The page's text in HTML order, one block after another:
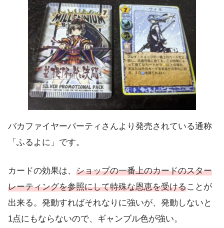
バカファイヤーパーティさんより発売されている通称
「ふるよに」です。
カードの効果は、 ショップの一番上のカードのスター
レーティングを参照にして特殊な恩恵を受けることが
出来る。発動すればそれなりに強いが、発動しないと
1点にもならないので、ギャンブル色が強い。